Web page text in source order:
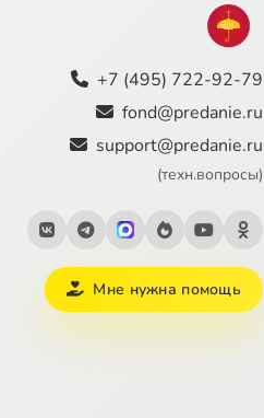
+7 (495) 722-92-79
fond@predanie.ru
support@predanie.ru
(техн.вопросы)
Мне нужна помощь